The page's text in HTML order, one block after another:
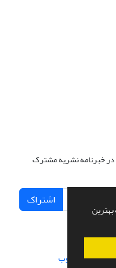
در خبرنامه نشریه مشترک
اشتراک
سازی از سیناوب